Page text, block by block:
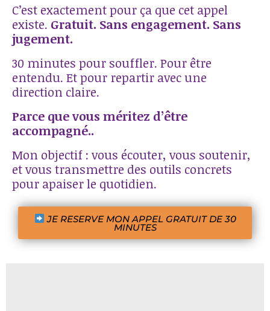
C’est exactement pour ça que cet appel
existe. Gratuit. Sans engagement. Sans
jugement.
30 minutes pour souffler. Pour être
entendu. Et pour repartir avec une
direction claire.
Parce que vous méritez d’être
accompagné..
Mon objectif : vous écouter, vous soutenir,
et vous transmettre des outils concrets
pour apaiser le quotidien.
JE RESERVE MON APPEL GRATUIT DE 30
MINUTES